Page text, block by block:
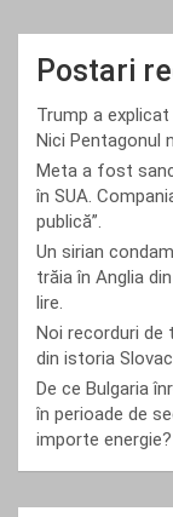
Postari
Trump a
Nici Pentagonul
Meta a fost
în SUA.
publică”.
Un sirian
trăia în Anglia
lire.
Noi recorduri de
din istoria
De ce Bulgaria
în perioade de
importe energie?